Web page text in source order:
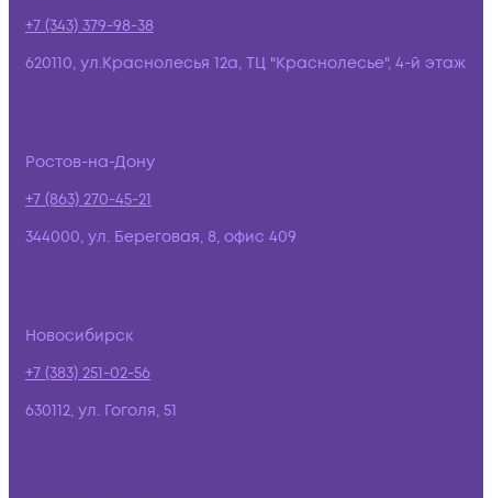
+7 (343) 379-98-38
620110, ул.Краснолесья 12а, ТЦ "Краснолесье", 4-й этаж
Ростов-на-Дону
+7 (863) 270-45-21
344000, ул. Береговая, 8, офис 409
Новосибирск
+7 (383) 251-02-56
630112, ул. Гоголя, 51